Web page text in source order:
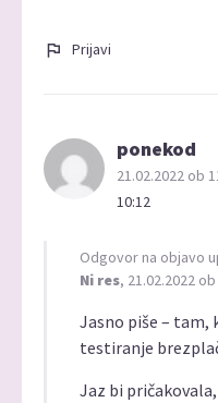
Prijavi
ponekod
21.02.2022 ob
10:12
Odgovor na objavo
Ni res, 21.02.2022
Jasno piše – tam,
testiranje
Jaz bi